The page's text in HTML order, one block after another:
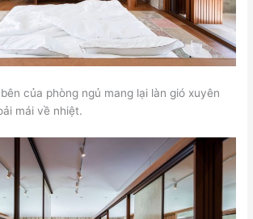
của phòng ngủ mang lại làn gió xuyên
mái về nhiệt.